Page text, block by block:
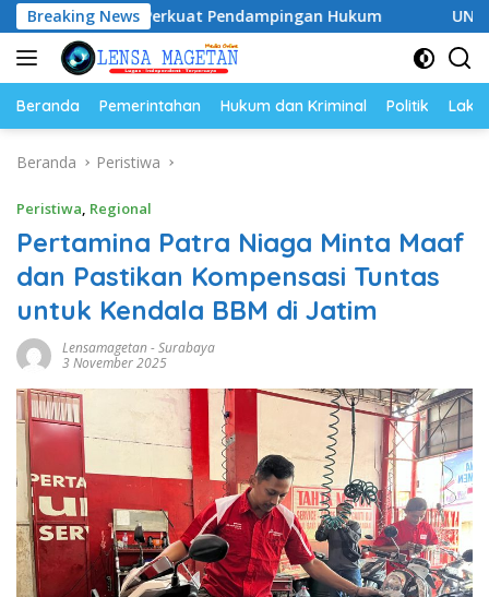
Langsung
ke
konten
Breaking News
Perkuat Pendampingan Hukum UNESA Gelar
Beranda Pemerintahan Hukum dan Kriminal Politik
Beranda Peristiwa
Peristiwa, Regional
Pertamina Patra Niaga Minta Maaf
dan Pastikan Kompensasi Tuntas
untuk Kendala BBM di Jatim
Lensamagetan-Surabaya
3 November 2025